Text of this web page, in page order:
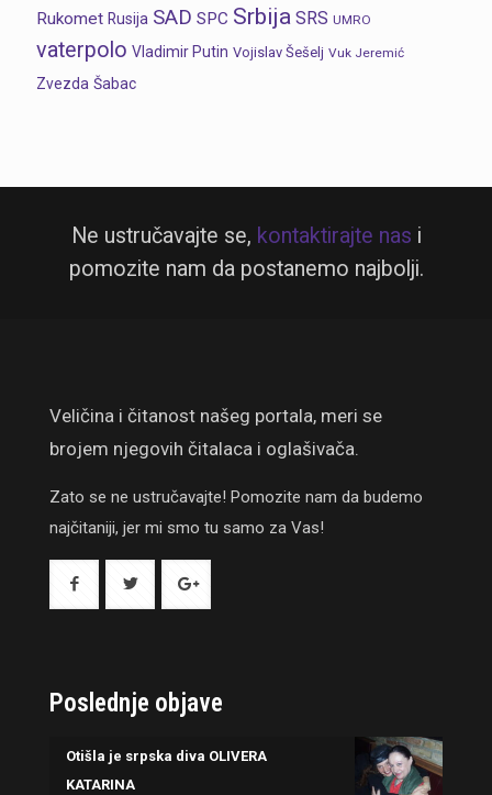
Rukomet Rusija SAD SPC Srbija SRS UMRO
vaterpolo Vladimir Putin Vojislav Šešelj Vuk Jeremić
Zvezda Šabac
Ne ustručavajte se, kontaktirajte nas i
pomozite nam da postanemo najbolji.
Veličina i čitanost našeg portala, meri se
brojem njegovih čitalaca i oglašivača.
Zato se ne ustručavajte! Pomozite nam da budemo
najčitaniji, jer mi smo tu samo za Vas!
Poslednje objave
Otišla je srpska diva OLIVERA
KATARINA